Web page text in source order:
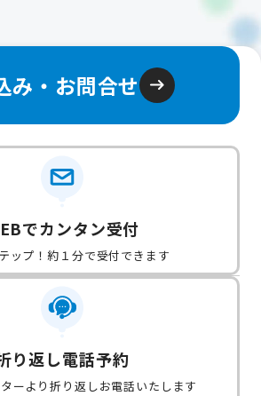
み・お問合せ
でカンタン受付
ップ！約１分で受付できます
り返し電話予約
ーより折り返しお電話いたします